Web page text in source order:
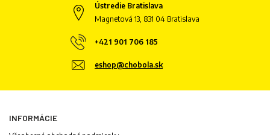
Ústredie Bratislava
Magnetová 13, 831 04 Bratislava
+421 901 706 185
eshop@chobola.sk
INFORMÁCIE